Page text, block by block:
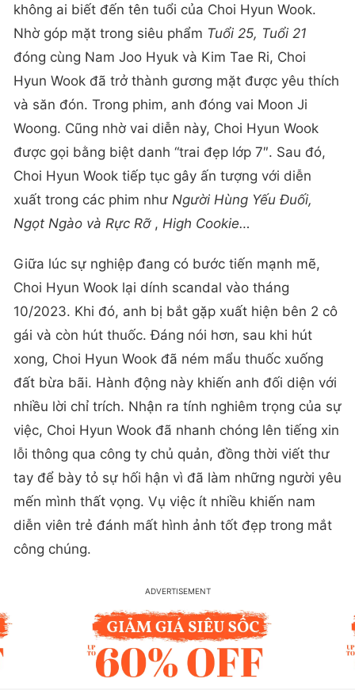
không ai biết đến tên tuổi của Choi Hyun Wook.
Nhờ góp mặt trong siêu phẩm Tuổi 25, Tuổi 21
đóng cùng Nam Joo Hyuk và Kim Tae Ri, Choi
Hyun Wook đã trở thành gương mặt được yêu thích
và săn đón. Trong phim, anh đóng vai Moon Ji
Woong. Cũng nhờ vai diễn này, Choi Hyun Wook
được gọi bằng biệt danh “trai đẹp lớp 7″. Sau đó,
Choi Hyun Wook tiếp tục gây ấn tượng với diễn
xuất trong các phim như Người Hùng Yếu Đuối,
Ngọt Ngào và Rực Rỡ , High Cookie…
Giữa lúc sự nghiệp đang có bước tiến mạnh mẽ,
Choi Hyun Wook lại dính scandal vào tháng
10/2023. Khi đó, anh bị bắt gặp xuất hiện bên 2 cô
gái và còn hút thuốc. Đáng nói hơn, sau khi hút
xong, Choi Hyun Wook đã ném mẩu thuốc xuống
đất bừa bãi. Hành động này khiến anh đối diện với
nhiều lời chỉ trích. Nhận ra tính nghiêm trọng của sự
việc, Choi Hyun Wook đã nhanh chóng lên tiếng xin
lỗi thông qua công ty chủ quản, đồng thời viết thư
tay để bày tỏ sự hối hận vì đã làm những người yêu
mến mình thất vọng. Vụ việc ít nhiều khiến nam
diễn viên trẻ đánh mất hình ảnh tốt đẹp trong mắt
công chúng.